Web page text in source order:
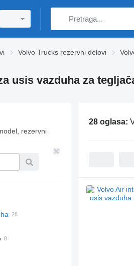
Volvo Trucks rezervni delovi
usis vazduha za
rezervni
28 oglasa: